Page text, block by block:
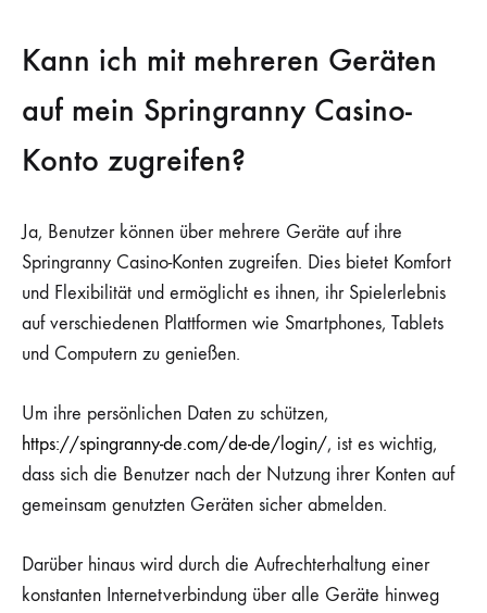
Kann ich mit mehreren Geräten
auf mein Springranny Casino-
Konto zugreifen?
Ja, Benutzer können über mehrere Geräte auf ihre
Springranny Casino-Konten zugreifen. Dies bietet Komfort
und Flexibilität und ermöglicht es ihnen, ihr Spielerlebnis
auf verschiedenen Plattformen wie Smartphones, Tablets
und Computern zu genießen.
Um ihre persönlichen Daten zu schützen,
https://spingranny-de.com/de-de/login/, ist es wichtig,
dass sich die Benutzer nach der Nutzung ihrer Konten auf
gemeinsam genutzten Geräten sicher abmelden.
Darüber hinaus wird durch die Aufrechterhaltung einer
konstanten Internetverbindung über alle Geräte hinweg